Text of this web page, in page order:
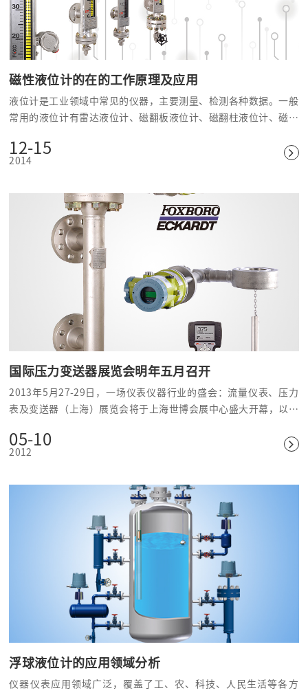
磁性液位计的在的工作原理及应用
液位计是工业领域中常见的仪器，主要测量、检测各种数据。一般
常用的液位计有雷达液位计、磁翻板液位计、磁翻柱液位计、磁性
12-15
2014
国际压力变送器展览会明年五月召开
2013年5月27-29日，一场仪表仪器行业的盛会：流量仪表、压力
表及变送器（上海）展览会将于上海世博会展中心盛大开幕，以压
05-10
2012
浮球液位计的应用领域分析
仪器仪表应用领域广泛，覆盖了工、农、科技、人民生活等各方